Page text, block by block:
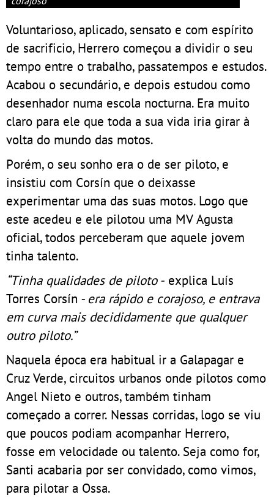
Voluntarioso, aplicado, sensato e com espírito
de sacrificio, Herrero começou a dividir o seu
tempo entre o trabalho, passatempos e estudos.
Acabou o secundário, e depois estudou como
desenhador numa escola nocturna. Era muito
claro para ele que toda a sua vida iria girar à
volta do mundo das motos.
Porém, o seu sonho era o de ser piloto, e
insistiu com Corsín que o deixasse
experimentar uma das suas motos. Logo que
este acedeu e ele pilotou uma MV Agusta
oficial, todos perceberam que aquele jovem
tinha talento.
“Tinha qualidades de piloto - explica Luís
Torres Corsín - era rápido e corajoso, e entrava
em curva mais decididamente que qualquer
outro piloto.”
Naquela época era habitual ir a Galapagar e
Cruz Verde, circuitos urbanos onde pilotos como
Angel Nieto e outros, também tinham
começado a correr. Nessas corridas, logo se viu
que poucos podiam acompanhar Herrero,
fosse em velocidade ou talento. Seja como for,
Santi acabaria por ser convidado, como vimos,
para pilotar a Ossa.